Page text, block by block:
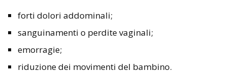
forti dolori addominali;
sanguinamenti o perdite vaginali;
emorragie;
riduzione dei movimenti del bambino.